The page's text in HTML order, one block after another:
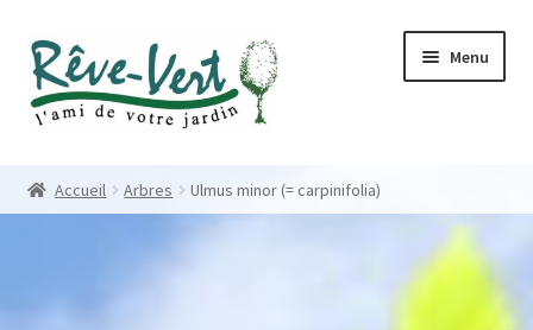
Skip
to
navigation
Skip
to
content
Menu
Accueil Arbres Ulmus minor (= carpinifolia)